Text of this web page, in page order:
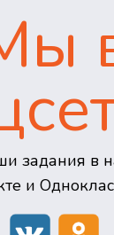
задания в
и